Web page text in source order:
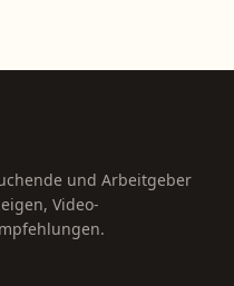
und Arbeitgeber
Video-